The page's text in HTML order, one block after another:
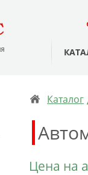
Каталог
Цена на